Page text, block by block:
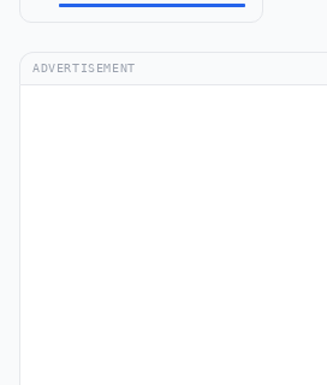
ADVERTISEMENT